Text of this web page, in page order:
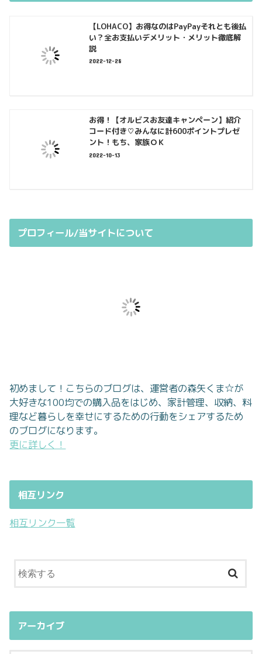
【LOHACO】お得なのはPayPayそれとも後払
い？全お支払いデメリット・メリット徹底解
説
2022-12-28
お得！【オルビスお友達キャンペーン】紹介
コード付き♡みんなに計600ポイントプレゼ
ント！もち、家族ＯＫ
2022-10-13
プロフィール/当サイトについて
初めまして！こちらのブログは、運営者の森矢くま☆が
大好きな100均での購入品をはじめ、家計管理、収納、料
理など暮らしを幸せにするための行動をシェアするため
のブログになります。
更に詳しく！
相互リンク
相互リンク一覧
アーカイブ